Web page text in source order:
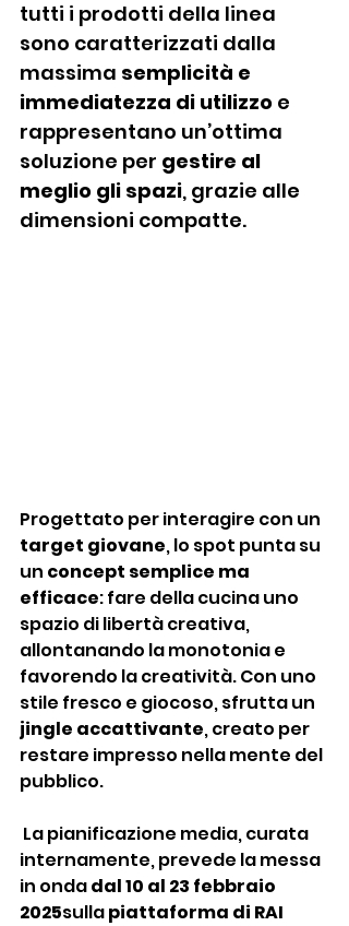
tutti i prodotti della linea
sono caratterizzati dalla
massima semplicità e
immediatezza di utilizzo e
rappresentano un’ottima
soluzione per gestire al
meglio gli spazi, grazie alle
dimensioni compatte.
Progettato per interagire con un
target giovane, lo spot punta su
un concept semplice ma
efficace: fare della cucina uno
spazio di libertà creativa,
allontanando la monotonia e
favorendo la creatività. Con uno
stile fresco e giocoso, sfrutta un
jingle accattivante, creato per
restare impresso nella mente del
pubblico.
La pianificazione media, curata
internamente, prevede la messa
in onda dal 10 al 23 febbraio
2025sulla piattaforma di RAI